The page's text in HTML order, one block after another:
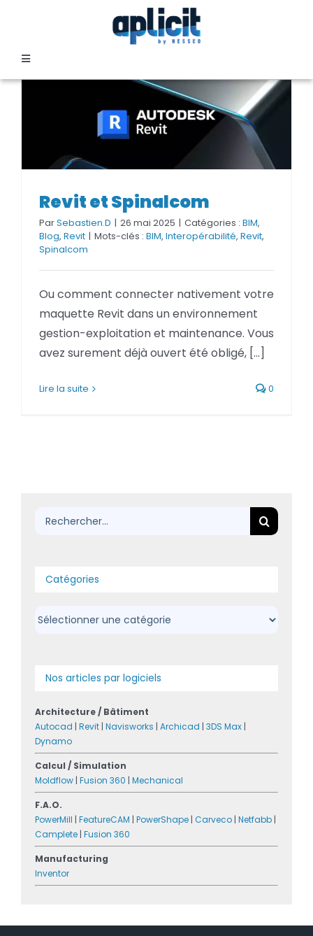
Toggle
Navigation
TEMOIGNAGES
Revit et Spinalcom
Revit et Spinalcom
ParSebastien.D | 26 mai 2025 | Catégories : BIM,
Blog, Revit | Mots-clés : BIM, Interopérabilité, Revit,
Spinalcom
Ou comment connecter nativement votre
maquette Revit dans un environnement
gestion-exploitation et maintenance. Vous
avez surement déjà ouvert été obligé, [...]
Lire la suite 0
Rechercher:
Catégories
Catégories
Nos articles par logiciels
Architecture / Bâtiment
Autocad | Revit | Navisworks | Archicad | 3DS Max |
Dynamo
Calcul / Simulation
Moldflow | Fusion 360 | Mechanical
F.A.O.
PowerMill | FeatureCAM | PowerShape | Carveco | Netfabb |
Camplete | Fusion 360
Manufacturing
Inventor